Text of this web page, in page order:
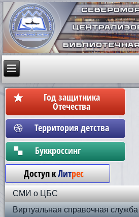
Год защитника
Отечества
Территория детства
Бyккpoccинг
Доступ кЛитрес
СМИ о ЦБС
Виртуальная справочная служба